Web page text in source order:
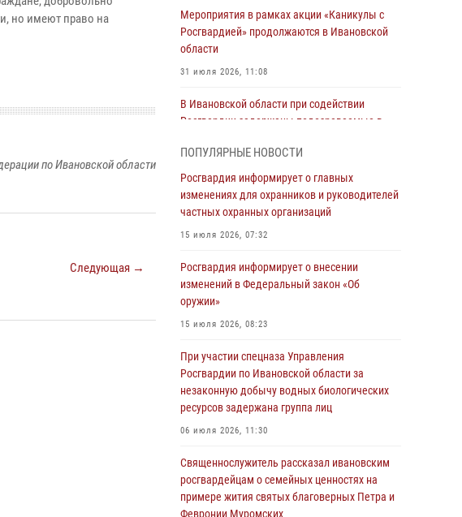
но имеют право на
по Ивановской области
Следующая →
Мероприятия в рамках акции «Каникулы с
Росгвардией» продолжаются в Ивановской
области
31 июля 2026, 11:08
В Ивановской области при содействии
Росгвардии задержаны подозреваемые в
Росгвардейцы Иванова приняли участие в
богослужении в честь празднования Дня
День открытых дверей провели сотрудники
СОБР "Сумрак" Росгвардии для ивановской
Представители ивановского ОМОН "Спарта"
провели обучающее занятие с
вопитанниками детского лагеря
27 июля 2026, 12:56
Координационный совет по взаимодействию
с частными охранными организациями
состоялся в Управлении Росгвардии по
Ивановской области
ПОПУЛЯРНЫЕ НОВОСТИ
Росгвардия информирует о главных
изменениях для охранников и руководителей
частных охранных организаций
15 июля 2026, 07:32
Росгвардия информирует о внесении
изменений в Федеральный закон «Об
оружии»
15 июля 2026, 08:23
При участии спецназа Управления
Росгвардии по Ивановской области за
незаконную добычу водных биологических
ресурсов задержана группа лиц
06 июля 2026, 11:30
Священнослужитель рассказал ивановским
росгвардейцам о семейных ценностях на
примере жития святых благоверных Петра и
Февронии Муромских